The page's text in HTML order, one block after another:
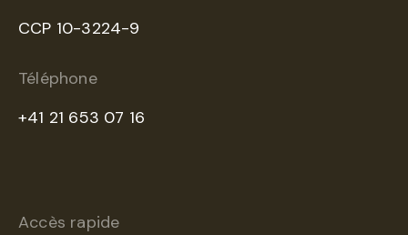
CCP 10-3224-9
Téléphone
+41 21 653 07 16
Accès rapide